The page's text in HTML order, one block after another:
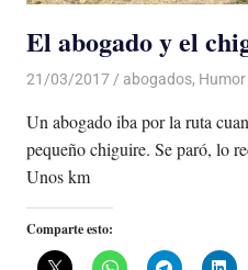
El abogado y el
21/03/2017 Luis Castellanos
abogados, Humor
Un abogado iba por la ruta
pequeño chiguire. Se paró, lo
Unos km
Comparte esto: